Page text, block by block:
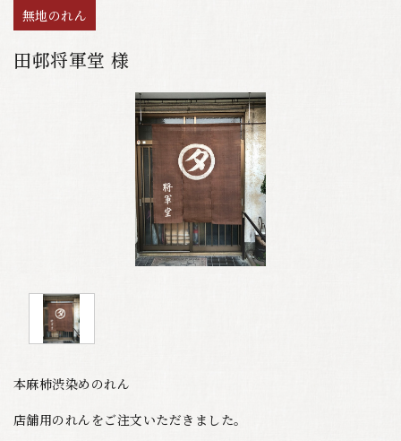
無地のれん
田邨将軍堂 様
本麻柿渋染めのれん
店舗用のれんをご注文いただきました。